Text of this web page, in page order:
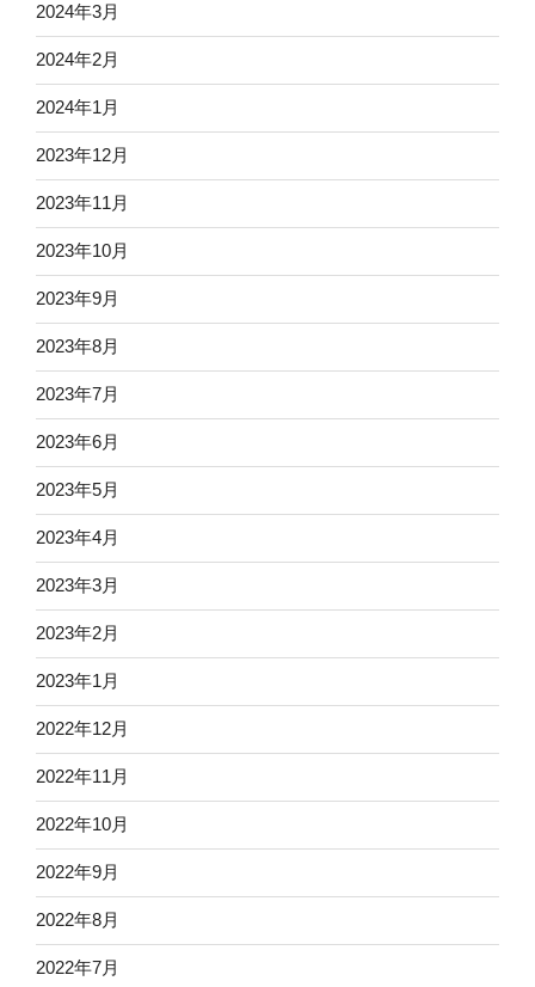
2024年3月
2024年2月
2024年1月
2023年12月
2023年11月
2023年10月
2023年9月
2023年8月
2023年7月
2023年6月
2023年5月
2023年4月
2023年3月
2023年2月
2023年1月
2022年12月
2022年11月
2022年10月
2022年9月
2022年8月
2022年7月